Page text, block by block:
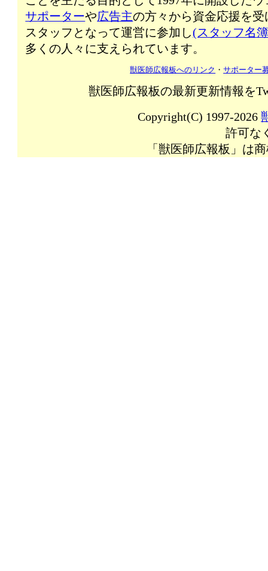
サポーターや広告主の方々から資金応援を受
スタッフとなって運営に参加し(スタッフ名
多くの人々に支えられています。
獣医師広報板へのリンク ・サポーター
獣医師広報板の最新更新情報を
Copyright(C) 1997-2026
許可な
「獣医師広報板」は